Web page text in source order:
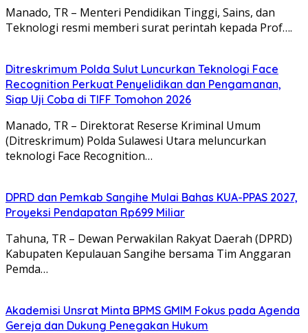
Manado, TR – ​Menteri Pendidikan Tinggi, Sains, dan
Teknologi resmi memberi surat perintah kepada Prof….
Ditreskrimum Polda Sulut Luncurkan Teknologi Face
Recognition Perkuat Penyelidikan dan Pengamanan,
Siap Uji Coba di TIFF Tomohon 2026
Manado, TR – Direktorat Reserse Kriminal Umum
(Ditreskrimum) Polda Sulawesi Utara meluncurkan
teknologi Face Recognition…
DPRD dan Pemkab Sangihe Mulai Bahas KUA-PPAS 2027,
Proyeksi Pendapatan Rp699 Miliar
Tahuna, TR – Dewan Perwakilan Rakyat Daerah (DPRD)
Kabupaten Kepulauan Sangihe bersama Tim Anggaran
Pemda…
Akademisi Unsrat Minta BPMS GMIM Fokus pada Agenda
Gereja dan Dukung Penegakan Hukum